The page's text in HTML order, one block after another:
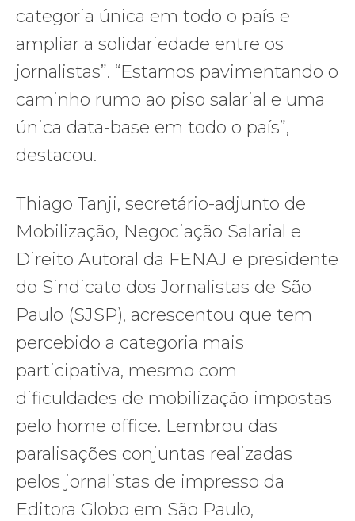
categoria única em todo o país e
ampliar a solidariedade entre os
jornalistas”. “Estamos pavimentando o
caminho rumo ao piso salarial e uma
única data-base em todo o país”,
destacou.
Thiago Tanji, secretário-adjunto de
Mobilização, Negociação Salarial e
Direito Autoral da FENAJ e presidente
do Sindicato dos Jornalistas de São
Paulo (SJSP), acrescentou que tem
percebido a categoria mais
participativa, mesmo com
dificuldades de mobilização impostas
pelo home office. Lembrou das
paralisações conjuntas realizadas
pelos jornalistas de impresso da
Editora Globo em São Paulo,